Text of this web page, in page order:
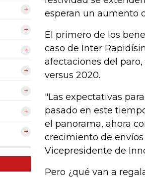
esperan un aumento
El primero de los
caso de Inter
afectaciones del paro,
versus 2020.
"Las expectativas
pasado en este
el panorama, ahora
crecimiento de
Vicepresidente de
Pero ¿qué van a